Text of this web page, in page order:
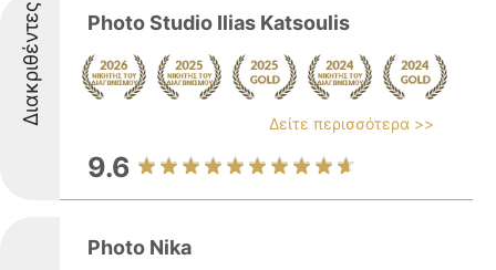
Διακριθέντες Photo Studio Ilias Katsoulis
Δείτε περισσότερα >>
9.6
Photo Nika